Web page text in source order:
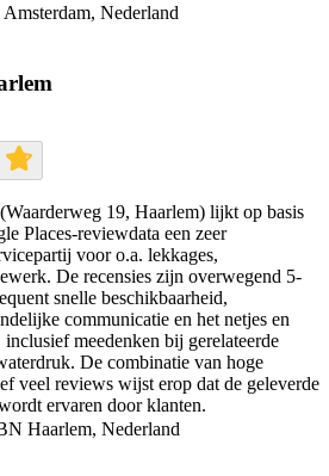
Nederland
19, Haarlem) lijkt op basis
Places-reviewdata een zeer
voor o.a. lekkages,
De recensies zijn overwegend 5-
snelle beschikbaarheid,
communicatie en het netjes en
meedenken bij gerelateerde
De combinatie van hoge
veel reviews wijst erop dat de geleverde
ervaren door klanten.
Haarlem, Nederland